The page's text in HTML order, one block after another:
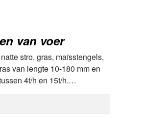
enz.
van voer
stro, gras, maïsstengels,
van lengte 10-180 mm en
4t/h en 15t/h.…